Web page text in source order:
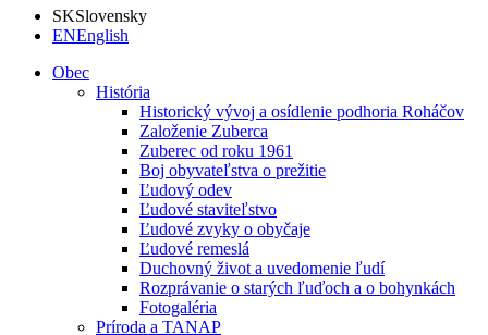
SKSlovensky
ENEnglish
Obec
História
Historický vývoj a osídlenie podhoria Roháčov
Založenie Zuberca
Zuberec od roku 1961
Boj obyvateľstva o prežitie
Ľudový odev
Ľudové staviteľstvo
Ľudové zvyky o obyčaje
Ľudové remeslá
Duchovný život a uvedomenie ľudí
Rozprávanie o starých ľuďoch a o bohynkách
Fotogaléria
Príroda a TANAP